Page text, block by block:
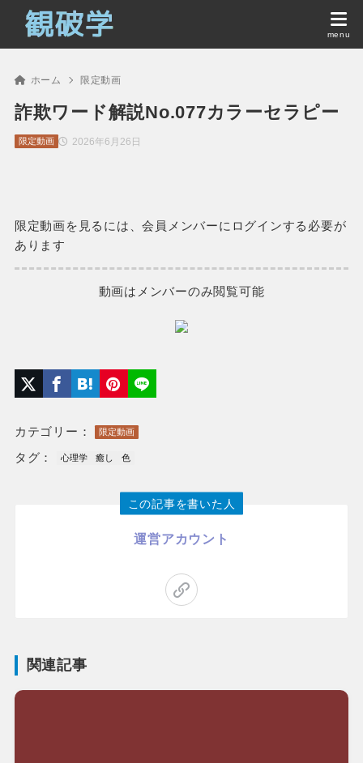
ホーム 限定動画
詐欺ワード解説No.077カラーセラピー
2026年6月26日
限定動画
限定動画を見るには、会員メンバーにログインする必要が
あります
動画はメンバーのみ閲覧可能
カテゴリー： 限定動画
タグ： 心理学 癒し 色
この記事を書いた人
運営アカウント
関連記事